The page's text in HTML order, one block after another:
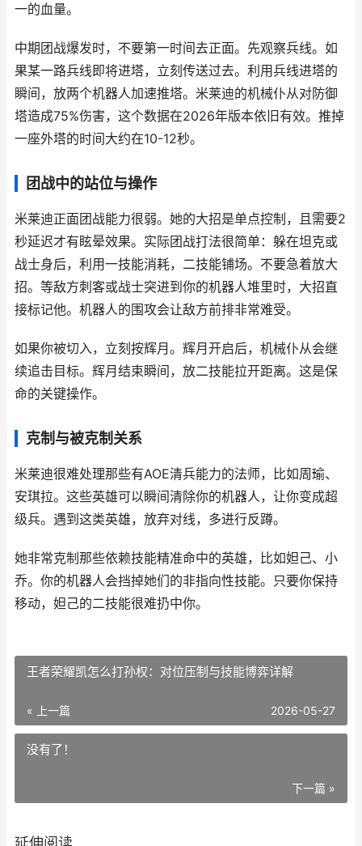
一的血量。
中期团战爆发时，不要第一时间去正面。先观察兵线。如
果某一路兵线即将进塔，立刻传送过去。利用兵线进塔的
瞬间，放两个机器人加速推塔。米莱迪的机械仆从对防御
塔造成75%伤害，这个数据在2026年版本依旧有效。推掉
一座外塔的时间大约在10-12秒。
团战中的站位与操作
米莱迪正面团战能力很弱。她的大招是单点控制，且需要2
秒延迟才有眩晕效果。实际团战打法很简单：躲在坦克或
战士身后，利用一技能消耗，二技能铺场。不要急着放大
招。等敌方刺客或战士突进到你的机器人堆里时，大招直
接标记他。机器人的围攻会让敌方前排非常难受。
如果你被切入，立刻按辉月。辉月开启后，机械仆从会继
续追击目标。辉月结束瞬间，放二技能拉开距离。这是保
命的关键操作。
克制与被克制关系
米莱迪很难处理那些有AOE清兵能力的法师，比如周瑜、
安琪拉。这些英雄可以瞬间清除你的机器人，让你变成超
级兵。遇到这类英雄，放弃对线，多进行反蹲。
她非常克制那些依赖技能精准命中的英雄，比如妲己、小
乔。你的机器人会挡掉她们的非指向性技能。只要你保持
移动，妲己的二技能很难扔中你。
王者荣耀凯怎么打孙权：对位压制与技能博弈详解
« 上一篇 2026-05-27
没有了！
下一篇 »